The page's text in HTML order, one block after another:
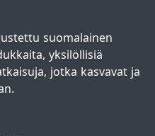
suomalainen
yksilöllisiä
jotka kasvavat ja